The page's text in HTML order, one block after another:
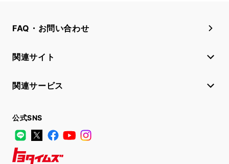
FAQ・お問い合わせ
関連サイト
関連サービス
公式SNS
LINE
X FacebookYouTube